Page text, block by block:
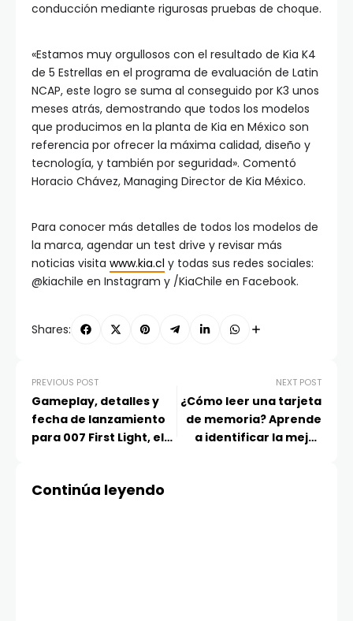
conducción mediante rigurosas pruebas de choque.
«Estamos muy orgullosos con el resultado de Kia K4
de 5 Estrellas en el programa de evaluación de Latin
NCAP, este logro se suma al conseguido por K3 unos
meses atrás, demostrando que todos los modelos
que producimos en la planta de Kia en México son
referencia por ofrecer la máxima calidad, diseño y
tecnología, y también por seguridad». Comentó
Horacio Chávez, Managing Director de Kia México.
Para conocer más detalles de todos los modelos de
la marca, agendar un test drive y revisar más
noticias visita www.kia.cl y todas sus redes sociales:
@kiachile en Instagram y /KiaChile en Facebook.
Shares:
PREVIOUS POST
Gameplay, detalles y
fecha de lanzamiento
para 007 First Light, el
NEXT POST
¿Cómo leer una tarjeta
de memoria? Aprende
a identificar la mejor
Continúa leyendo